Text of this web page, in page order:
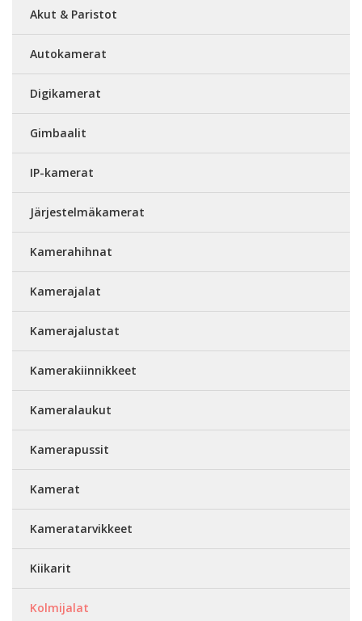
Akut & Paristot
Autokamerat
Digikamerat
Gimbaalit
IP-kamerat
Järjestelmäkamerat
Kamerahihnat
Kamerajalat
Kamerajalustat
Kamerakiinnikkeet
Kameralaukut
Kamerapussit
Kamerat
Kameratarvikkeet
Kiikarit
Kolmijalat